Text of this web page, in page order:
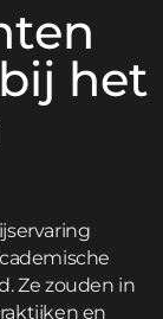
het
Ze zouden in
en